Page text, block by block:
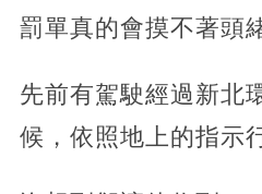
罰單真的會摸不著頭
先前有駕駛經過新北
候，依照地上的指示